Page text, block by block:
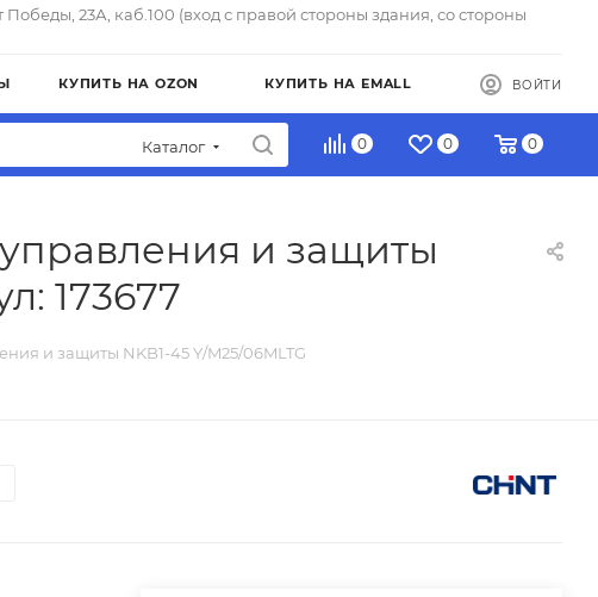
23А, каб.100 (вход с правой стороны здания, со стороны
КУПИТЬ НА OZON КУПИТЬ НА EMALL ВОЙТИ
Каталог 0 0 0
и защиты
173677
и защиты NKB1-45 Y/M25/06MLTG